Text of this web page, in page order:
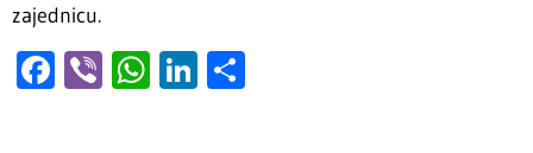
zajednicu.
Facebook
ViberWhatsApp
LinkedIn